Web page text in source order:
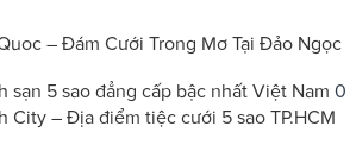
– Đám Cưới Trong Mơ Tại Đảo Ngọc
sạn 5 sao đẳng cấp bậc nhất Việt Nam 0
City – Địa điểm tiệc cưới 5 sao TP.HCM